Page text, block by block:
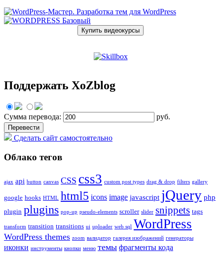
Купить видеокурсы
Поддержать XoZblog
Сумма перевода: руб.
Сделать сайт самостоятельно
Облако тегов
ajax api button canvas CSS css3 custom post types drag & drop filters gallery
google hooks HTML html5 icons image javascript jQuery php
plugin plugins pop-up pseudo-elements scroller slider snippets tags
transform transition transitions ui uploader web sql WordPress
WordPress themes zoom валидатор галерея изображений генераторы
иконки инструменты кнопки меню темы фрагменты кода